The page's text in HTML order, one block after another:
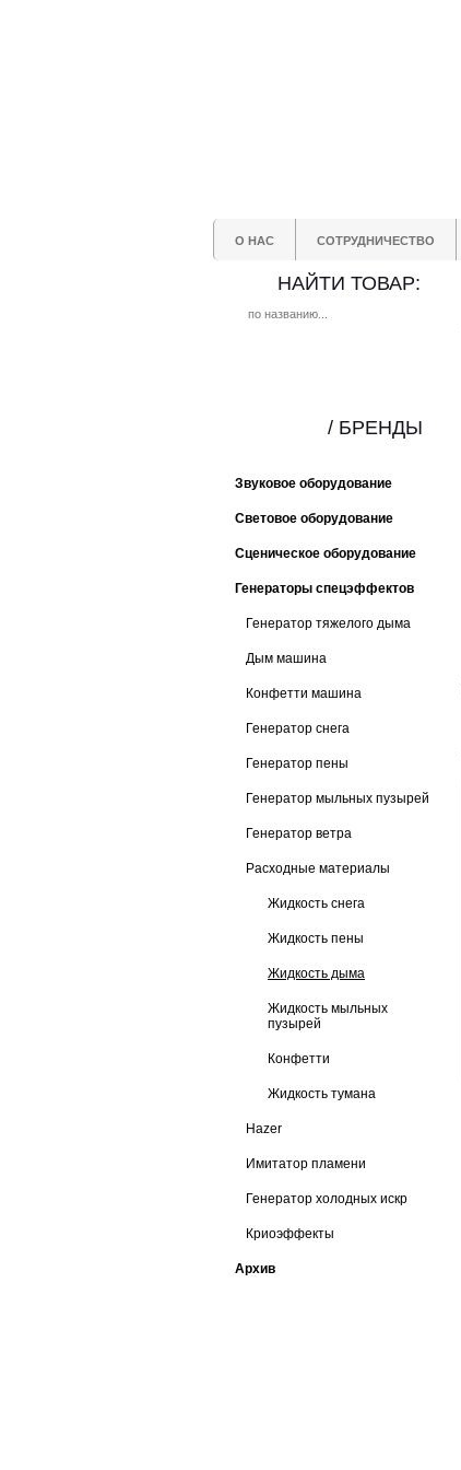
О НАС СОТРУДНИЧЕСТВО
НАЙТИ ТОВАР:
Звуковое оборудование
Световое оборудование
Сценическое оборудование
Генераторы спецэффектов
Генератор тяжелого дыма
Дым машина
Конфетти машина
Генератор снега
Генератор пены
Генератор мыльных пузырей
Генератор ветра
Расходные материалы
Жидкость снега
Жидкость пены
Жидкость дыма
Жидкость мыльных
пузырей
Конфетти
Жидкость тумана
Hazer
Имитатор пламени
Генератор холодных искр
Криоэффекты
Архив
/ БРЕНДЫ